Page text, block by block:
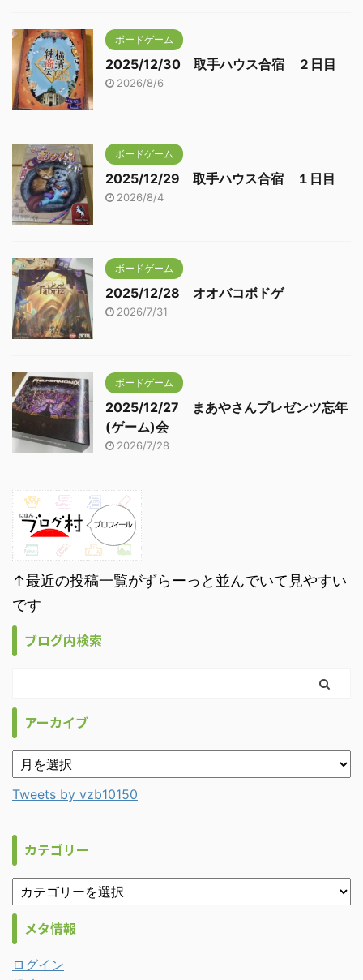
ボードゲーム
2025/12/30 取手ハウス合宿 ２日目
2026/8/6
ボードゲーム
2025/12/29 取手ハウス合宿 １日目
2026/8/4
ボードゲーム
2025/12/28 オオバコボドゲ
2026/7/31
ボードゲーム
2025/12/27 まあやさんプレゼンツ忘年
(ゲーム)会
2026/7/28
↑最近の投稿一覧がずらーっと並んでいて見やすい
です
ブログ内検索
アーカイブ
Tweets by vzb10150
カテゴリー
メタ情報
ログイン